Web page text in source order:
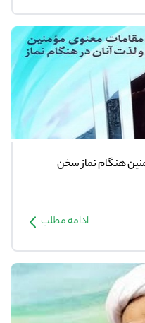
هنگام نماز سخن
ادامه مطلب